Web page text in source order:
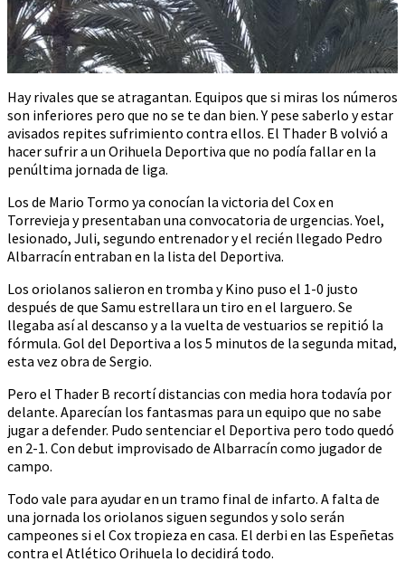
Hay rivales que se atragantan. Equipos que si miras los números
son inferiores pero que no se te dan bien. Y pese saberlo y estar
avisados repites sufrimiento contra ellos. El Thader B volvió a
hacer sufrir a un Orihuela Deportiva que no podía fallar en la
penúltima jornada de liga.
Los de Mario Tormo ya conocían la victoria del Cox en
Torrevieja y presentaban una convocatoria de urgencias. Yoel,
lesionado, Juli, segundo entrenador y el recién llegado Pedro
Albarracín entraban en la lista del Deportiva.
Los oriolanos salieron en tromba y Kino puso el 1-0 justo
después de que Samu estrellara un tiro en el larguero. Se
llegaba así al descanso y a la vuelta de vestuarios se repitió la
fórmula. Gol del Deportiva a los 5 minutos de la segunda mitad,
esta vez obra de Sergio.
Pero el Thader B recortí distancias con media hora todavía por
delante. Aparecían los fantasmas para un equipo que no sabe
jugar a defender. Pudo sentenciar el Deportiva pero todo quedó
en 2-1. Con debut improvisado de Albarracín como jugador de
campo.
Todo vale para ayudar en un tramo final de infarto. A falta de
una jornada los oriolanos siguen segundos y solo serán
campeones si el Cox tropieza en casa. El derbi en las Espeñetas
contra el Atlético Orihuela lo decidirá todo.